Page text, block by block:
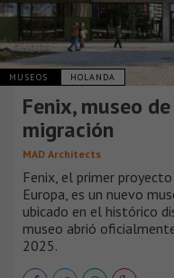
MUSEOS HOLANDA
Fenix, museo
migración
MAD Architects
Fenix, el primer
Europa, es un nuevo
ubicado en el histórico
museo abrió
2025.